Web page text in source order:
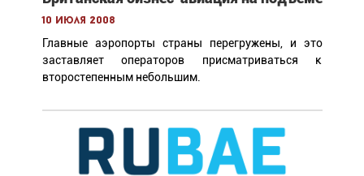
10 июля 2008
Главные аэропорты страны перегружены, и это
заставляет операторов присматриваться к
второстепенным небольшим.